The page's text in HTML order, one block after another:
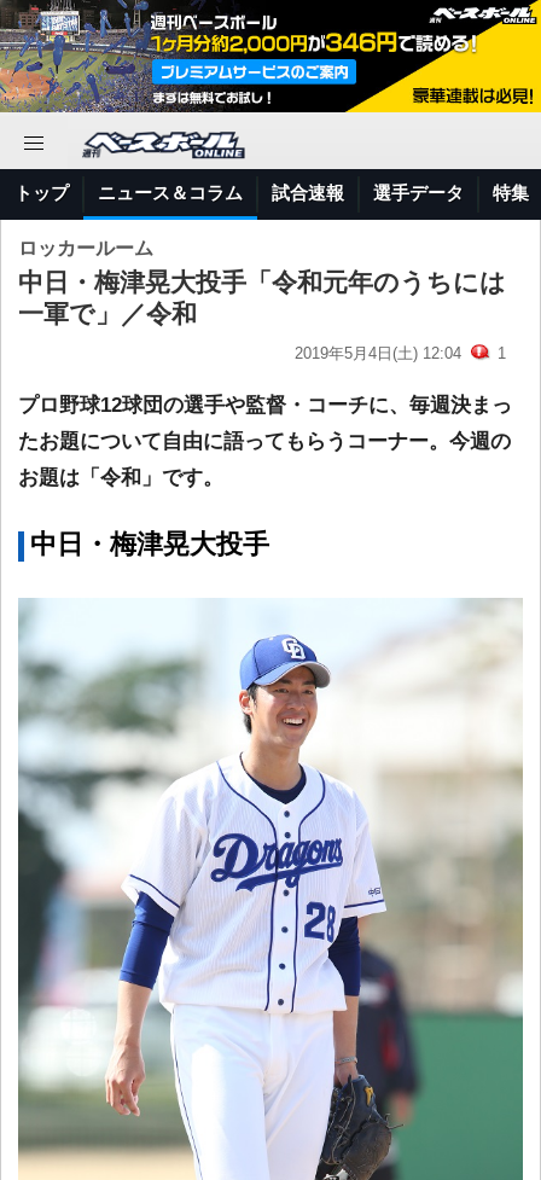
トップ ニュース＆コラム 試合速報 選手データ 特集
ロッカールーム
中日・梅津晃大投手「令和元年のうちには
一軍で」／令和
2019年5月4日(土) 12:04 1
プロ野球12球団の選手や監督・コーチに、毎週決まっ
たお題について自由に語ってもらうコーナー。今週の
お題は「令和」です。
中日・梅津晃大投手